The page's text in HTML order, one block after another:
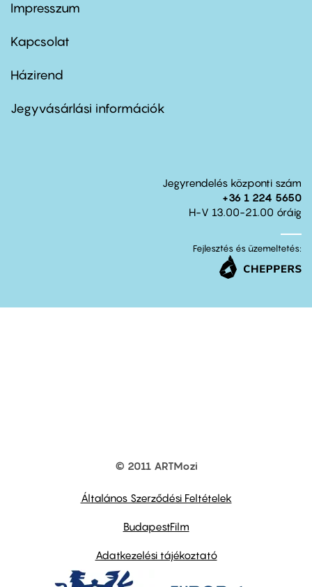
Footer
first
Impresszum
Kapcsolat
Footer
second
Házirend
Jegyvásárlási információk
Jegyrendelés központi szám
+36 1 224 5650
H-V 13.00-21.00 óráig
Fejlesztés és üzemeltetés:
© 2011 ARTMozi
Általános Szerződési Feltételek
BudapestFilm
Adatkezelési tájékoztató